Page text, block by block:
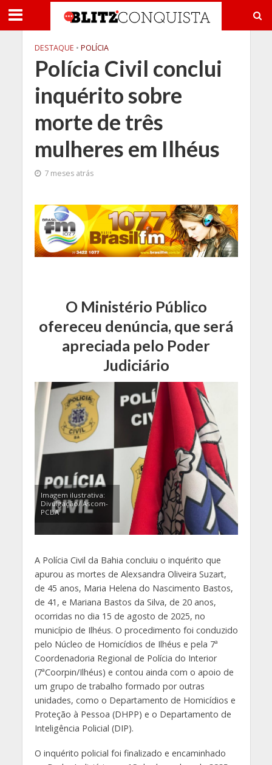
DESTAQUE • POLÍCIA
Polícia Civil conclui
inquérito sobre
morte de três
mulheres em Ilhéus
7 meses atrás
O Ministério Público
ofereceu denúncia, que será
apreciada pelo Poder
Judiciário
Imagem ilustrativa:
Divulgação/ Ascom-
PCBA
A Polícia Civil da Bahia concluiu o inquérito que
apurou as mortes de Alexsandra Oliveira Suzart,
de 45 anos, Maria Helena do Nascimento Bastos,
de 41, e Mariana Bastos da Silva, de 20 anos,
ocorridas no dia 15 de agosto de 2025, no
município de Ilhéus. O procedimento foi conduzido
pelo Núcleo de Homicídios de Ilhéus e pela 7ª
Coordenadoria Regional de Polícia do Interior
(7ªCoorpin/Ilhéus) e contou ainda com o apoio de
um grupo de trabalho formado por outras
unidades, como o Departamento de Homicídios e
Proteção à Pessoa (DHPP) e o Departamento de
Inteligência Policial (DIP).
O inquérito policial foi finalizado e encaminhado